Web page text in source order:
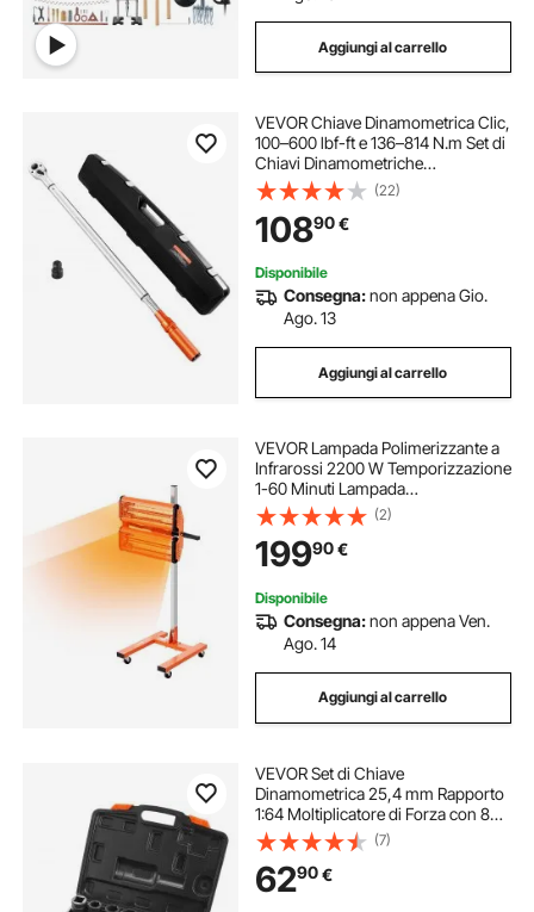
Aggiungi al carrello
VEVOR Chiave Dinamometrica Clic,
100–600 lbf-ft e 136–814 N.m Set di
Chiavi Dinamometriche
Bidirezionali con Scale a Doppia
Gamma, 48 Denti, Acciaio Legato,
per Riparazione di Automobili
(22)
10890€
Disponibile
Consegna:non appena Gio.
Ago. 13
Aggiungi al carrello
VEVOR Lampada Polimerizzante a
Infrarossi 2200 W Temporizzazione
1-60 Minuti Lampada
Polimerizzante per Auto con
Riscaldamento Automatico con
Staffa, per Area di Cottura 0,48 ㎡
per Riparazione in Loco
(2)
19990€
Disponibile
Consegna:non appena Ven.
Ago. 14
Aggiungi al carrello
VEVOR Set di Chiave
Dinamometrica 25,4 mm Rapporto
1:64 Moltiplicatore di Forza con 8
Bussole, Set Moltiplicatore di Forza
Svita Bulloni per la Rimozione dei
Dadi per Riparazione Auto Officina
Garage
(7)
6290€